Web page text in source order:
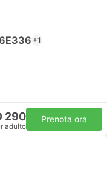
+1
290
adulto
Prenota ora